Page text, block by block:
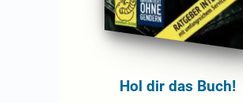
Hol dir das Buch!